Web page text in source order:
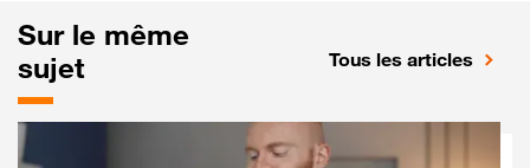
Sur le même
sujet
Tous les articles